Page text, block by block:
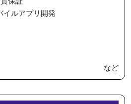
イルアプリ開発
など